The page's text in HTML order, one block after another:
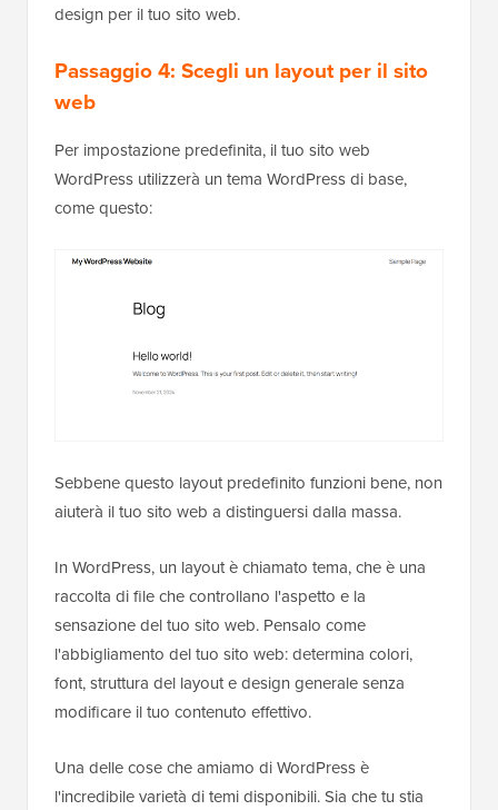
design per il tuo sito web.
Passaggio 4: Scegli un layout per il sito
web
Per impostazione predefinita, il tuo sito web
WordPress utilizzerà un tema WordPress di base,
come questo:
Sebbene questo layout predefinito funzioni bene, non
aiuterà il tuo sito web a distinguersi dalla massa.
In WordPress, un layout è chiamato tema, che è una
raccolta di file che controllano l'aspetto e la
sensazione del tuo sito web. Pensalo come
l'abbigliamento del tuo sito web: determina colori,
font, struttura del layout e design generale senza
modificare il tuo contenuto effettivo.
Una delle cose che amiamo di WordPress è
l'incredibile varietà di temi disponibili. Sia che tu stia